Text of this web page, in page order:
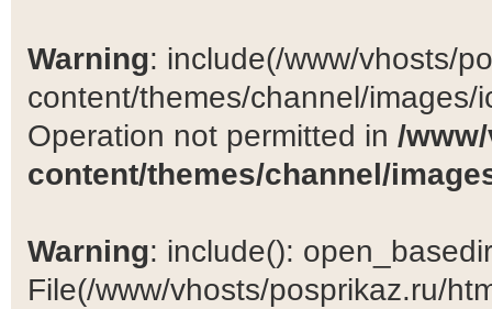
Warning: include(/www/vhosts/
content/themes/channel/
Operation not permitted in /
content/themes/channel/
Warning: include():
File(/www/vhosts/posprikaz.ru/